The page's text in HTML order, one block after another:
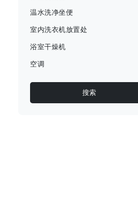
温水洗净坐便
室内洗衣机放置处
浴室干燥机
空调
搜索